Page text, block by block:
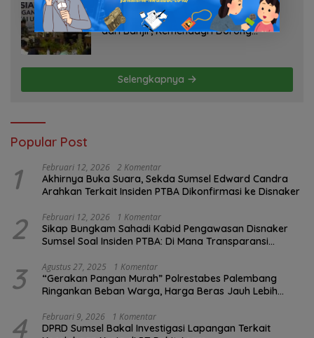
Agustus 7, 2026
Selamatkan Lahan Pertanian Brebes
dari Banjir, Kemendagri Dorong
Selengkapnya
Popular Post
1 Februari 12, 2026 2 Komentar
Akhirnya Buka Suara, Sekda Sumsel Edward Candra
Arahkan Terkait Insiden PTBA Dikonfirmasi ke Disnaker
2 Februari 12, 2026 1 Komentar
Sikap Bungkam Sahadi Kabid Pengawasan Disnaker
Sumsel Soal Insiden PTBA: Di Mana Transparansi
3 Agustus 27, 2025 1 Komentar
“Gerakan Pangan Murah” Polrestabes Palembang
Ringankan Beban Warga, Harga Beras Jauh Lebih
4 Februari 9, 2026 1 Komentar
DPRD Sumsel Bakal Investigasi Lapangan Terkait